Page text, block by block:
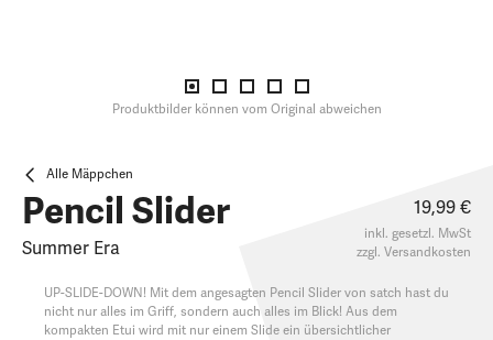
Produktbilder können vom Original abweichen
Alle Mäppchen
Pencil Slider
Summer Era
19,99 €
inkl. gesetzl. MwSt
zzgl. Versandkosten
UP-SLIDE-DOWN! Mit dem angesagten Pencil Slider von satch hast du
nicht nur alles im Griff, sondern auch alles im Blick! Aus dem
kompakten Etui wird mit nur einem Slide ein übersichtlicher